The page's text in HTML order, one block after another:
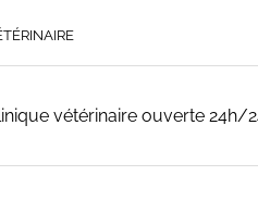
vétérinaire ouverte 24h/